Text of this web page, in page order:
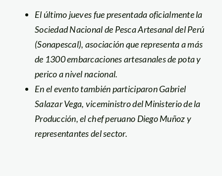
El último jueves fue presentada oficialmente la
Sociedad Nacional de Pesca Artesanal del Perú
(Sonapescal), asociación que representa a más
de 1300 embarcaciones artesanales de pota y
perico a nivel nacional.
En el evento también participaron Gabriel
Salazar Vega, viceministro del Ministerio de la
Producción, el chef peruano Diego Muñoz y
representantes del sector.